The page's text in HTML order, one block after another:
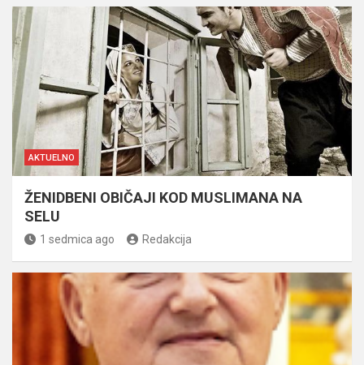
AKTUELNO
ŽENIDBENI OBIČAJI KOD MUSLIMANA NA
SELU
1 sedmica ago Redakcija